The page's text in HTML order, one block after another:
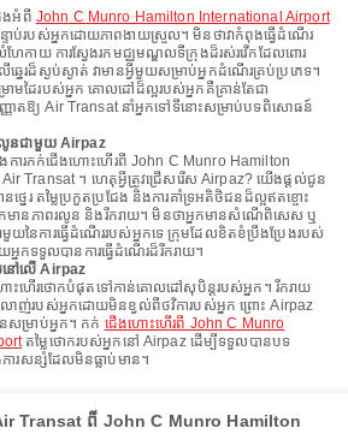
ងអំពី John C Munro Hamilton International Airport
ទាប់របស់អ្នកដោយភាពងាយស្រួល។ មិនថាវាកំពុងធ្វើដំណើរ
ែកាយ ការស្វែងរកមជ្ឈមណ្ឌលទីក្រុងដ៏រស់រវើកដែលពោរ
េរដ៏ស្ងប់ស្ងាត់ វាមានអ្វីមួយសម្រាប់អ្នកដំណើរគ្រប់ប្រភេទ។
មដៃរបស់អ្នក គោលដៅដ៏ល្អរបស់អ្នកគឺគ្រាន់តែជា
ញាតឱ្យ Air Transat នាំអ្នកទៅទីនោះសម្រាប់បទពិសោធន៍
លូនជាមួយ Airpaz
ងការកក់ជើងហោះហើរពី John C Munro Hamilton
Transat ។ ហេតុអ្វីត្រូវជ្រើសរើស Airpaz? យើងផ្តល់ជូន
នេរ តម្លៃប្រកួតប្រជែង និងការគាំទ្រអតិថិជនដ៏ល្អឥតខ្ចោះ
នកមានភាពរលូន និងរីករាយ។ មិនថាអ្នកមានសំណើពិសេស ឬ
ៃការធ្វើដំណើររបស់អ្នកទេ ក្រុមដែលខិតខំប្រឹងប្រែងរបស់
នកទទួលបានការធ្វើដំណើរដ៏រីករាយ។
នៅលើ Airpaz
ហើរថោកបំផុតទៅកាន់គោលដៅសុបិន្តរបស់អ្នក។ រីករាយ
ញ់របស់អ្នកដោយមិនខ្វល់ពីថវិការបស់អ្នក ព្រោះ Airpaz
សម្រាប់អ្នក។ កក់ ជើងហោះហើរពី John C Munro
តម្លៃថោករបស់អ្នកនៅ Airpaz ដើម្បីទទួលបានបទ
រសន្សំដែលមិនធ្លាប់មាន។
Transat ពី John C Munro Hamilton